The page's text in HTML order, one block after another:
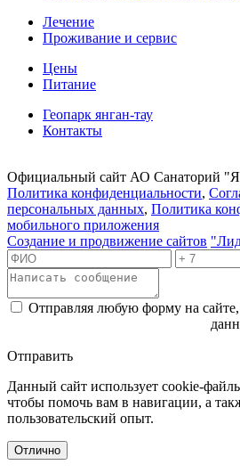
Лечение
Проживание и сервис
Цены
Питание
Геопарк янган-тау
Контакты
Официальный сайт АО Санаторий
Политика конфиденциальности,
персональных данных, Политика
мобильного приложения
Cоздание и продвижение сайтов
Отправляя любую форму на сайте,
Отправить
Данный сайт использует cookie-
чтобы помочь вам в навигации, а
пользовательский опыт.
Отлично